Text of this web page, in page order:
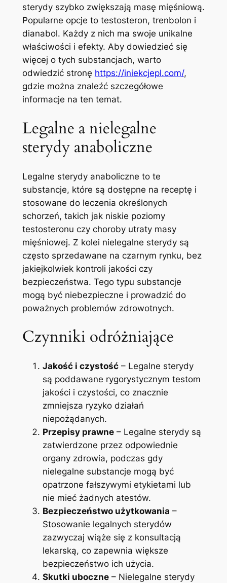
sterydy szybko zwiększają masę mięśniową.
Popularne opcje to testosteron, trenbolon i
dianabol. Każdy z nich ma swoje unikalne
właściwości i efekty. Aby dowiedzieć się
więcej o tych substancjach, warto
odwiedzić stronę https://iniekcjepl.com/,
gdzie można znaleźć szczegółowe
informacje na ten temat.
Legalne a nielegalne
sterydy anaboliczne
Legalne sterydy anaboliczne to te
substancje, które są dostępne na receptę i
stosowane do leczenia określonych
schorzeń, takich jak niskie poziomy
testosteronu czy choroby utraty masy
mięśniowej. Z kolei nielegalne sterydy są
często sprzedawane na czarnym rynku, bez
jakiejkolwiek kontroli jakości czy
bezpieczeństwa. Tego typu substancje
mogą być niebezpieczne i prowadzić do
poważnych problemów zdrowotnych.
Czynniki odróżniające
Jakość i czystość– Legalne sterydy
są poddawane rygorystycznym testom
jakości i czystości, co znacznie
zmniejsza ryzyko działań
niepożądanych.
Przepisy prawne– Legalne sterydy są
zatwierdzone przez odpowiednie
organy zdrowia, podczas gdy
nielegalne substancje mogą być
opatrzone fałszywymi etykietami lub
nie mieć żadnych atestów.
Bezpieczeństwo użytkowania –
Stosowanie legalnych sterydów
zazwyczaj wiąże się z konsultacją
lekarską, co zapewnia większe
bezpieczeństwo ich użycia.
Skutki uboczne– Nielegalne sterydy